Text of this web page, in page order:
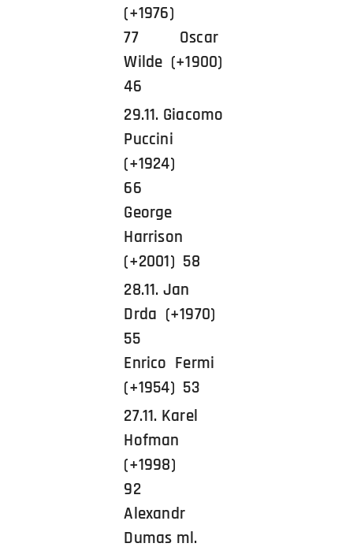
(+1976)
77 Oscar
Wilde (+1900)
46
29.11. Giacomo
Puccini
(+1924)
66
George
Harrison
(+2001) 58
28.11. Jan
Drda (+1970)
55
Enrico Fermi
(+1954) 53
27.11. Karel
Hofman
(+1998)
92
Alexandr
Dumas ml.